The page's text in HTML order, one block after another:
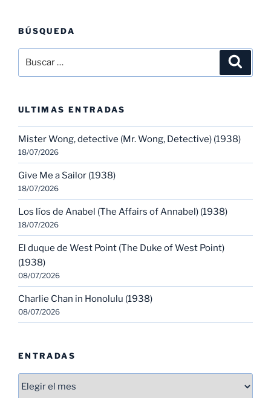
BÚSQUEDA
por:
ULTIMAS ENTRADAS
Mister Wong, detective (Mr. Wong, Detective) (1938)
18/07/2026
Give Me a Sailor (1938)
18/07/2026
Los líos de Anabel (The Affairs of Annabel) (1938)
18/07/2026
El duque de West Point (The Duke of West Point)
(1938)
08/07/2026
Charlie Chan in Honolulu (1938)
08/07/2026
ENTRADAS
Entradas